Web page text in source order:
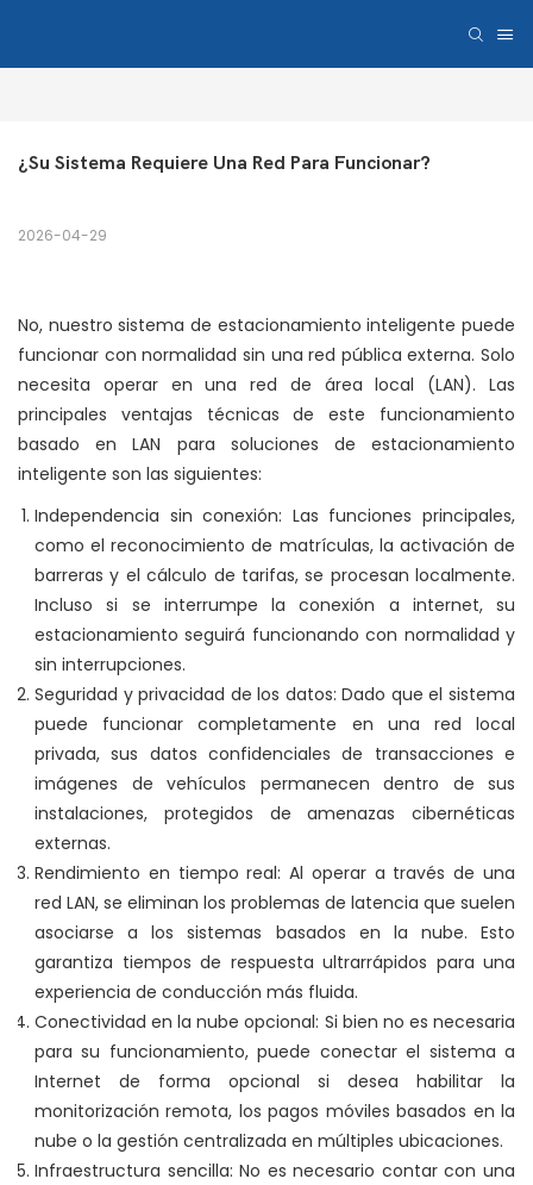
¿Su Sistema Requiere Una Red Para Funcionar?
2026-04-29
No, nuestro sistema de estacionamiento inteligente puede
funcionar con normalidad sin una red pública externa. Solo
necesita operar en una red de área local (LAN). Las
principales ventajas técnicas de este funcionamiento
basado en LAN para soluciones de estacionamiento
inteligente son las siguientes:
Independencia sin conexión: Las funciones principales,
como el reconocimiento de matrículas, la activación de
barreras y el cálculo de tarifas, se procesan localmente.
Incluso si se interrumpe la conexión a internet, su
estacionamiento seguirá funcionando con normalidad y
sin interrupciones.
Seguridad y privacidad de los datos: Dado que el sistema
puede funcionar completamente en una red local
privada, sus datos confidenciales de transacciones e
imágenes de vehículos permanecen dentro de sus
instalaciones, protegidos de amenazas cibernéticas
externas.
Rendimiento en tiempo real: Al operar a través de una
red LAN, se eliminan los problemas de latencia que suelen
asociarse a los sistemas basados ​​en la nube. Esto
garantiza tiempos de respuesta ultrarrápidos para una
experiencia de conducción más fluida.
Conectividad en la nube opcional: Si bien no es necesaria
para su funcionamiento, puede conectar el sistema a
Internet de forma opcional si desea habilitar la
monitorización remota, los pagos móviles basados ​​en la
nube o la gestión centralizada en múltiples ubicaciones.
Infraestructura sencilla: No es necesario contar con una